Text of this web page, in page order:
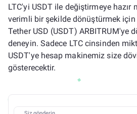
LTC'yi USDT ile değiştirmeye hazır
verimli bir şekilde dönüştürmek için
Tether USD (USDT) ARBITRUM'ye
deneyin. Sadece LTC cinsinden
USDT'ye hesap makinemiz size
gösterecektir.